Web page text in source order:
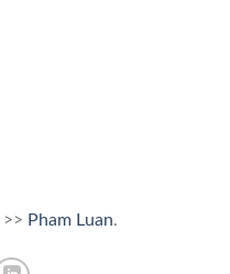
>> Pham Luan.